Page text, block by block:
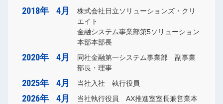
2018年 4月
株式会社日立ソリューションズ・クリ
エイト
金融システム事業部第5ソリューション
本部本部長
2020年 4月
同社金融第一システム事業部 副事業
部長・理事
2025年 4月 当社入社 執行役員
2026年 4月
当社執行役員 AX推進室室長兼営業本